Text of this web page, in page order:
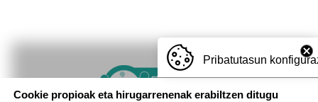
Imagen
Pribatutasun
Cookie propioak eta hirugarrenenak erabiltzen ditugu